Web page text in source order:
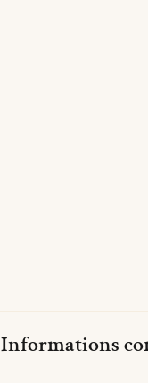
Informations